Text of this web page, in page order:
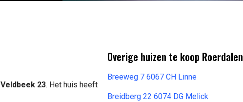
Veldbeek 23. Het huis heeft
Overige huizen te koop Roerdalen
Breeweg 7 6067 CH Linne
Breidberg 22 6074 DG Melick